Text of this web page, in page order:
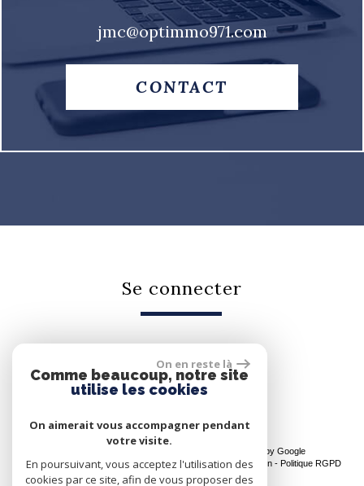
jmc@optimmo971.com
CONTACT
se connecter
Espace propriétaire
© 2026 | Tous droits réservés | Traduction powered by Google
Plan du site-Mentions légales-Nos honoraires-Liens-Admin- Politique RGPD
Site internet compatible multi-supports,
On en reste là
Comme beaucoup, notre site
utilise les cookies
On aimerait vous accompagner pendant
votre visite.
En poursuivant, vous acceptez l'utilisation des
cookies par ce site, afin de vous proposer des